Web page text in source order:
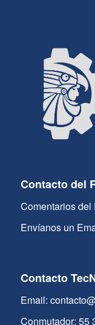
Contacto del
Comentarios del
Envíanos un
Contacto
Email:
Conmutador: 55